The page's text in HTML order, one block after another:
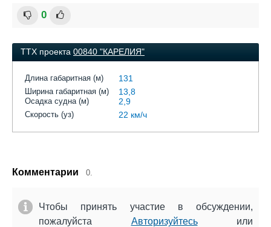
0
ТТХ проекта 00840 "КАРЕЛИЯ"
Длина габаритная (м) 131
Ширина габаритная (м) 13,8
Осадка судна (м) 2,9
Скорость (уз) 22 км/ч
Комментарии 0.
Чтобы принять участие в обсуждении,
пожалуйста Авторизуйтесьили